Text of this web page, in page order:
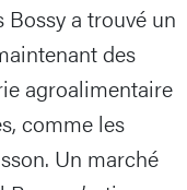
Bossy a trouvé un
des
agroalimentaire
comme les
Un marché